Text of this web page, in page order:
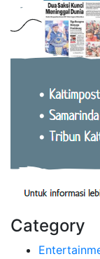
Category